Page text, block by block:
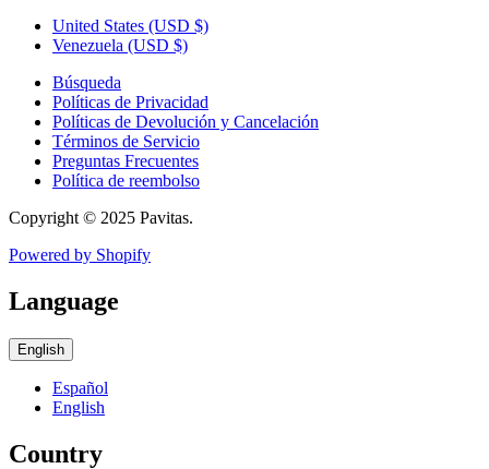
United States (USD $)
Venezuela (USD $)
Búsqueda
Políticas de Privacidad
Políticas de Devolución y Cancelación
Términos de Servicio
Preguntas Frecuentes
Política de reembolso
Copyright © 2025 Pavitas.
Powered by Shopify
Language
English
Español
English
Country